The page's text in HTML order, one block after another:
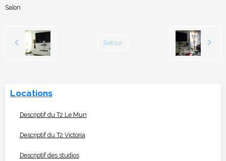
Salon
Retour
Locations
Descriptif du T2 Le Mun
Descriptif du T2 Victoria
Descriptif des studios